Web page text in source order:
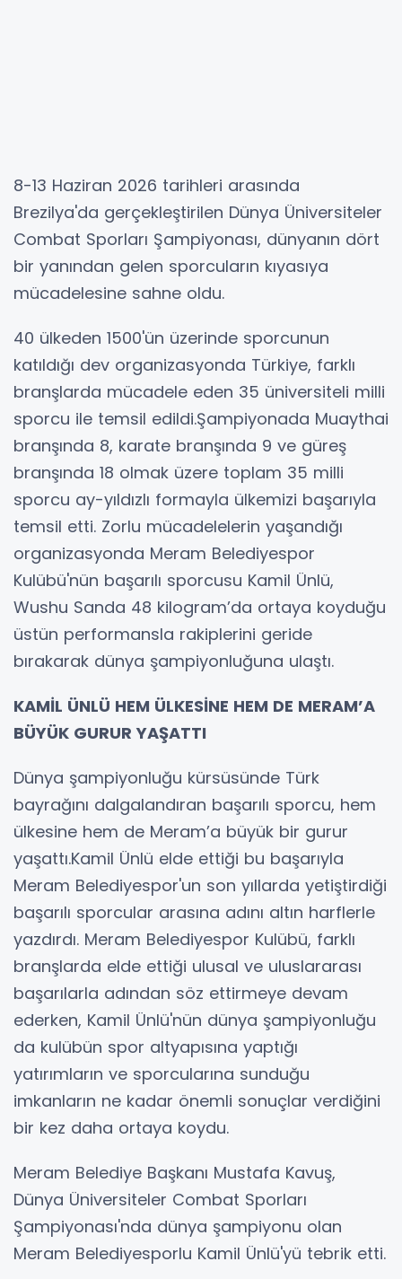
8-13 Haziran 2026 tarihleri arasında
Brezilya'da gerçekleştirilen Dünya Üniversiteler
Combat Sporları Şampiyonası, dünyanın dört
bir yanından gelen sporcuların kıyasıya
mücadelesine sahne oldu.
40 ülkeden 1500'ün üzerinde sporcunun
katıldığı dev organizasyonda Türkiye, farklı
branşlarda mücadele eden 35 üniversiteli milli
sporcu ile temsil edildi.Şampiyonada Muaythai
branşında 8, karate branşında 9 ve güreş
branşında 18 olmak üzere toplam 35 milli
sporcu ay-yıldızlı formayla ülkemizi başarıyla
temsil etti. Zorlu mücadelelerin yaşandığı
organizasyonda Meram Belediyespor
Kulübü'nün başarılı sporcusu Kamil Ünlü,
Wushu Sanda 48 kilogram’da ortaya koyduğu
üstün performansla rakiplerini geride
bırakarak dünya şampiyonluğuna ulaştı.
KAMİL ÜNLÜ HEM ÜLKESİNE HEM DE MERAM’A
BÜYÜK GURUR YAŞATTI
Dünya şampiyonluğu kürsüsünde Türk
bayrağını dalgalandıran başarılı sporcu, hem
ülkesine hem de Meram’a büyük bir gurur
yaşattı.Kamil Ünlü elde ettiği bu başarıyla
Meram Belediyespor'un son yıllarda yetiştirdiği
başarılı sporcular arasına adını altın harflerle
yazdırdı. Meram Belediyespor Kulübü, farklı
branşlarda elde ettiği ulusal ve uluslararası
başarılarla adından söz ettirmeye devam
ederken, Kamil Ünlü'nün dünya şampiyonluğu
da kulübün spor altyapısına yaptığı
yatırımların ve sporcularına sunduğu
imkanların ne kadar önemli sonuçlar verdiğini
bir kez daha ortaya koydu.
Meram Belediye Başkanı Mustafa Kavuş,
Dünya Üniversiteler Combat Sporları
Şampiyonası'nda dünya şampiyonu olan
Meram Belediyesporlu Kamil Ünlü'yü tebrik etti.